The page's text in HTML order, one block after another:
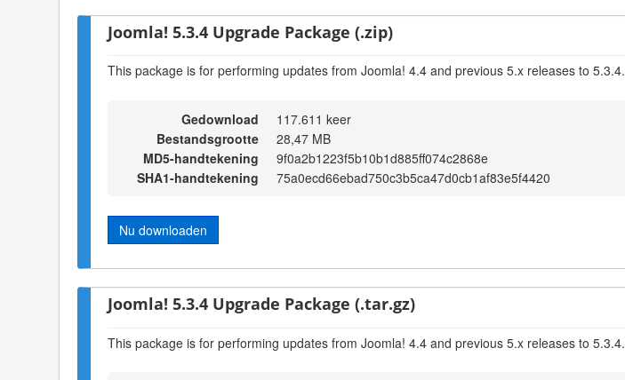
Joomla! 5.3.4 Upgrade Package (.zip)
This package is for performing updates from Joomla! 4.4 and previous 5.x releases to 5.3.4.
Gedownload
117.611 keer
Bestandsgrootte
28,47 MB
MD5-handtekening
9f0a2b1223f5b10b1d885ff074c2868e
SHA1-handtekening
75a0ecd66ebad750c3b5ca47d0cb1af83e5f4420
Nu downloaden
Joomla! 5.3.4 Upgrade Package (.tar.gz)
This package is for performing updates from Joomla! 4.4 and previous 5.x releases to 5.3.4.